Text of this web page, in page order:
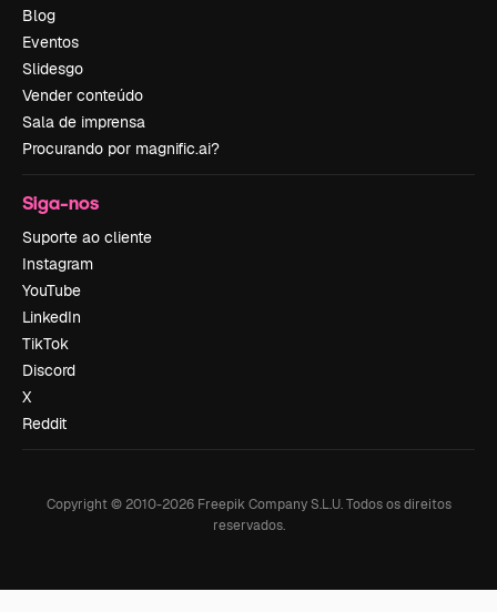
Blog
Eventos
Slidesgo
Vender conteúdo
Sala de imprensa
Procurando por magnific.ai?
Siga-nos
Suporte ao cliente
Instagram
YouTube
LinkedIn
TikTok
Discord
X
Reddit
Copyright © 2010-2026Freepik Company S.L.U. Todos os direitos
reservados.